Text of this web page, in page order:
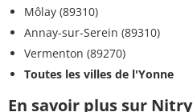
Môlay (89310)
Annay-sur-Serein (89310)
Vermenton (89270)
Toutes les villes de l'Yonne
En savoir plus sur Nitry